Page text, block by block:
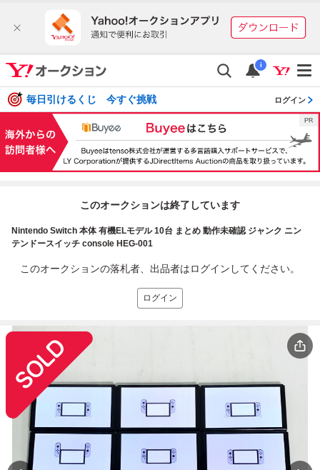
i
毎日引けるくじ 今すぐ挑戦 ログイン
このオークションは終了しています
Nintendo Switch 本体 有機ELモデル 10台 まとめ 動作未確認 ジャンク ニン
テンドースイッチ console HEG-001
このオークションの落札者、出品者はログインしてください。
ログイン